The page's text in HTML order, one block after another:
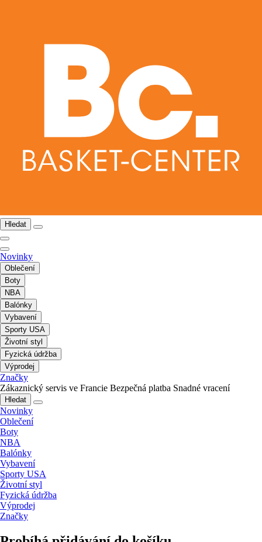
Hledat
Novinky
Oblečení
Boty
NBA
Balónky
Vybavení
Sporty USA
Životní styl
Fyzická údržba
Výprodej
Značky
Zákaznický servis ve Francie Bezpečná platba Snadné vracení
Hledat
Novinky
Oblečení
Boty
NBA
Balónky
Vybavení
Sporty USA
Životní styl
Fyzická údržba
Výprodej
Značky